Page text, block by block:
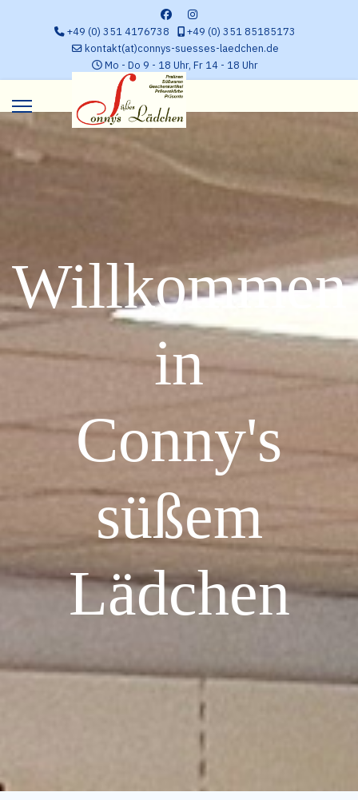
+49 (0) 351 4176738
+49 (0) 351 85185173
kontakt(at)connys-suesses-laedchen.de
Mo - Do 9 - 18 Uhr, Fr 14 - 18 Uhr
Willkommen
in
Conny's
süßem
Lädchen